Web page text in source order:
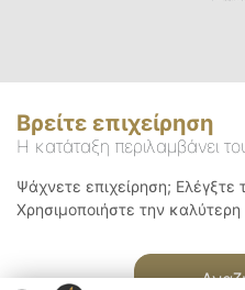
Βρείτε επιχείρηση
Η κατάταξη περιλαμβάνει
Ψάχνετε επιχείρηση;
Χρησιμοποιήστε την καλύτερη